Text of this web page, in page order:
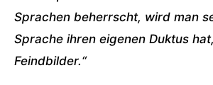
Sprachen beherrscht, wird man
Sprache ihren eigenen Duktus
Feindbilder.“